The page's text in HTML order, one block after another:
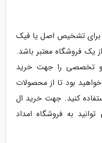
برای تشخیص اصل یا فیک
فروشگاه معتبر باشد.
و تخصصی را جهت خرید
بود تا از محصولات
کنید. جهت خرید ال
به فروشگاه امداد